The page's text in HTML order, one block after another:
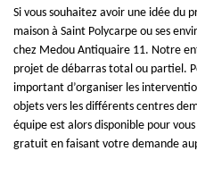
Si vous souhaitez avoir une idée du
maison à Saint Polycarpe ou ses
chez Medou Antiquaire 11. Notre
projet de débarras total ou partiel.
important d’organiser les
objets vers les différents centres
équipe est alors disponible pour
gratuit en faisant votre demande